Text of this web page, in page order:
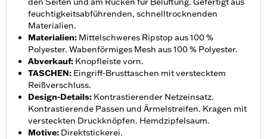
feuchtigkeitsabführenden, schnelltrocknenden
Materialien.
Materialien: Mittelschweres Ripstop aus 100 %
Polyester. Wabenförmiges Mesh aus 100 % Polyester.
Abverkauf: Knopfleiste vorn.
TASCHEN: Eingriff-Brusttaschen mit verstecktem
Reißverschluss.
Design-Details: Kontrastierender Netzeinsatz.
Kontrastierende Passen und Ärmelstreifen. Kragen mit
versteckten Druckknöpfen. Hemdzipfelsaum.
Motive: Direktstickerei.